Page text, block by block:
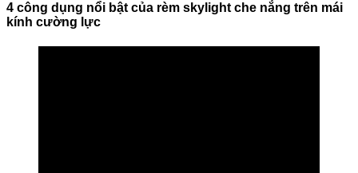
4 công dụng nổi bật của rèm skylight che nắng trên mái
kính cường lực